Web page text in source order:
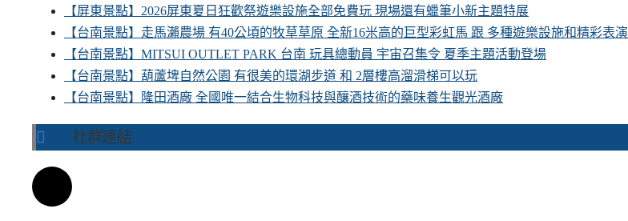
【屏東景點】2026屏東夏日狂歡祭遊樂設施全部免費玩 現場還有蠟筆小新主題特展
【台南景點】走馬瀨農場 有40公頃的牧草草原 全新16米高的巨型彩虹馬 跟 多種遊樂設施和精彩表演
【台南景點】MITSUI OUTLET PARK 台南 玩具總動員 宇宙召集令 夏季主題活動登場
【台南景點】葫蘆埤自然公園 有很美的環湖步道 和 2層樓高溜滑梯可以玩
【台南景點】隆田酒廠 全國唯一結合生物科技與釀酒技術的藥味養生觀光酒廠
社群連結